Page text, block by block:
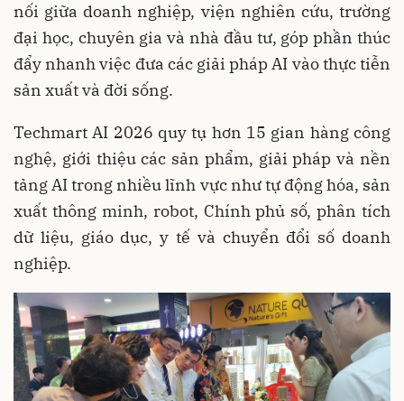
nối giữa doanh nghiệp, viện nghiên cứu, trường
đại học, chuyên gia và nhà đầu tư, góp phần thúc
đẩy nhanh việc đưa các giải pháp AI vào thực tiễn
sản xuất và đời sống.
Techmart AI 2026 quy tụ hơn 15 gian hàng công
nghệ, giới thiệu các sản phẩm, giải pháp và nền
tảng AI trong nhiều lĩnh vực như tự động hóa, sản
xuất thông minh, robot, Chính phủ số, phân tích
dữ liệu, giáo dục, y tế và chuyển đổi số doanh
nghiệp.